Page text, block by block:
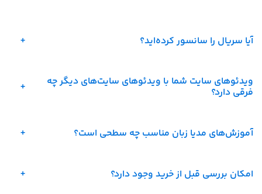
آیا سریال را سانسور کرده‌اید؟
ویدئوهای سایت شما با ویدئوهای سایت‌های دیگر چه
فرقی دارد؟
آموزش‌های مدیا زبان مناسب چه سطحی است؟
امکان بررسی قبل از خرید وجود دارد؟